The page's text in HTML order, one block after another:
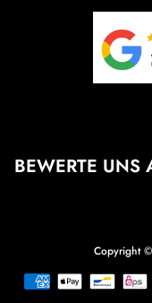
BEWERTE UNS
Copyright
Zahlungsmethoden